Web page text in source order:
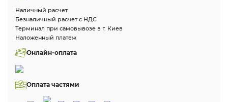
Наличный расчет
Безналичный расчет с НДС
Терминал при самовывозе в г. Киев
Наложенный платеж
Онлайн-оплата
Оплата частями